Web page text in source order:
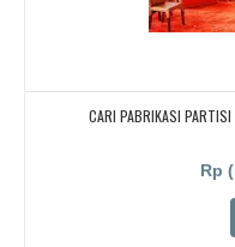
CARI PABRIKASI PARTISI
Rp